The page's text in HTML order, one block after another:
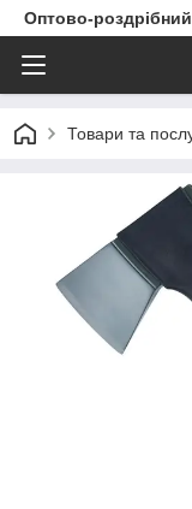
Оптово-роздрібний
Товари та